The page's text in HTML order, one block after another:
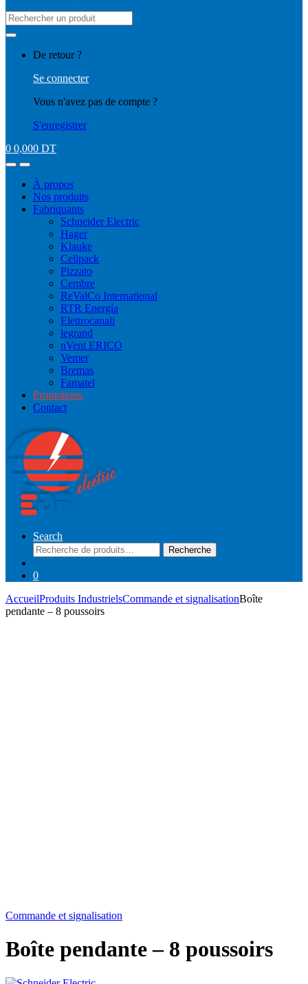
Search
for:
De retour ?
Se connecter
Vous n'avez pas de compte ?
S'enregistrer
0 0,000 DT
À propos
Nos produits
Fabriquants
Schneider Electric
Hager
Klauke
Cellpack
Pizzato
Cembre
ReValCo International
RTR Energía
Elettrocanali
legrand
nVent ERICO
Vemer
Bremas
Famatel
Promotions
Contact
Search
Recherche
pour :
Recherche
0
AccueilProduits IndustrielsCommande et signalisationBoîte
pendante – 8 poussoirs
Commande et signalisation
Boîte pendante – 8 poussoirs